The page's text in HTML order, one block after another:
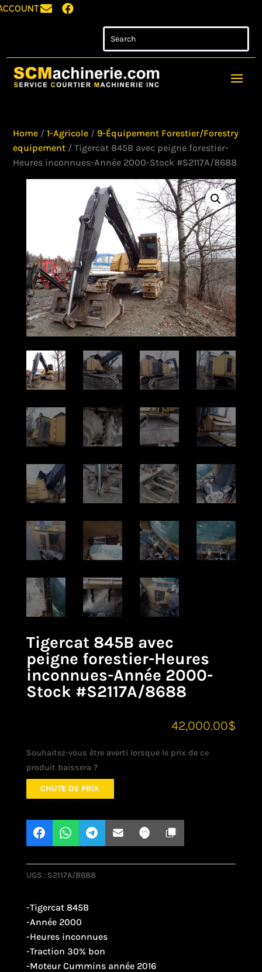
 
Home /1-Agricole / 9-Équipement Forestier/Forestry
equipement / Tigercat 845B avec peigne forestier-
Heures inconnues-Année 2000-Stock #S2117A/8688
Tigercat 845B avec
peigne forestier-Heures
inconnues-Année 2000-
Stock #S2117A/8688
42,000.00$
Souhaitez-vous être averti lorsque le prix de ce
produit baissera ?
CHUTE DE PRIX
UGS : S2117A/8688
-Tigercat 845B
-Année 2000
-Heures inconnues
-Traction 30% bon
-Moteur Cummins année 2016